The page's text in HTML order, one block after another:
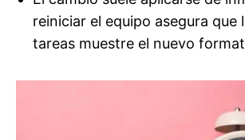
reiniciar el equipo asegura que
tareas muestre el nuevo